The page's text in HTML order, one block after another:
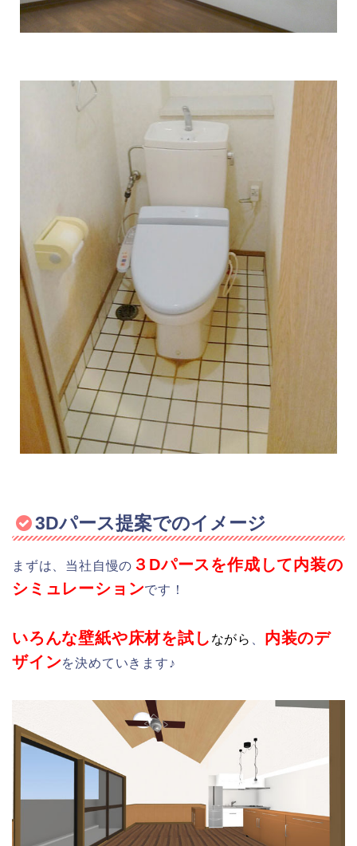
3Dパース提案でのイメージ
まずは、当社自慢の ３Dパースを作成して内装の
シミュレーションです！
いろんな壁紙や床材を試し ながら
内装のデ
ザインを決めていきます♪